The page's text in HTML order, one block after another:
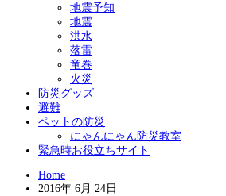
地震予知
地震
洪水
落雷
竜巻
火災
防災グッズ
避難
ペットの防災
にゃんにゃん防災教室
緊急時お役立ちサイト
Home
2016年 6月 24日